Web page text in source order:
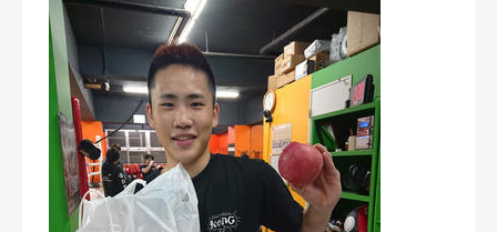
営業時間：月〜土 14:00〜22:00 / 日・祝 14:00〜19:00